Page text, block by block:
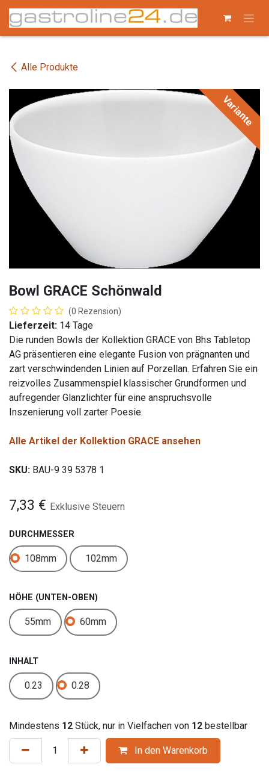
Zum Inhalt springen
Alle Produkte
Variante
Bowl GRACE Schönwald
(0 Rezension)
Lieferzeit: 14 Tage
Die runden Bowls der Kollektion GRACE von Bhs Tabletop
AG präsentieren eine elegante Fusion von prägnanten und
zart verschwindenden Linien auf Porzellan. Erfahren Sie ein
reizvolles Zusammenspiel klassischer Grundformen und
aufregender Glanzlichter für eine anspruchsvolle
Inszenierung voll zarter Poesie.
Alle Artikel der Kollektion GRACE ansehen
SKU: BAU-9 39 5378 1
7,33 € Exklusive Steuern
DURCHMESSER
108mm 102mm
HÖHE (UNTEN-OBEN)
55mm 60mm
INHALT
0.23 0.28
Mindestens 12 Stück, nur in Vielfachen von 12 bestellbar
In den Warenkorb